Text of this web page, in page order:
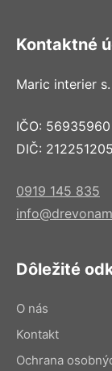
Kontaktné
Maric interier
IČO: 56935960
DIČ:
0919 145 835
Dôležité
O nás
Kontakt
Ochrana